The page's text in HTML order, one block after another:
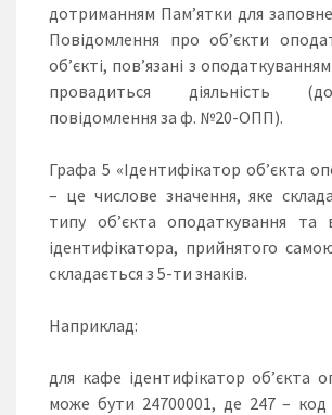
дотриманням Пам’ятки для
Повідомлення про об’єкти
об’єкті, пов’язані з
провадиться діяльність
повідомлення за ф. №20-ОПП).
Графа 5 «Ідентифікатор об’єкта
– це числове значення, яке
типу об’єкта оподаткування та
ідентифікатора, прийнятого
складається з 5-ти знаків.
Наприклад:
для кафе ідентифікатор об’єкта
може бути 24700001, де 247 – код